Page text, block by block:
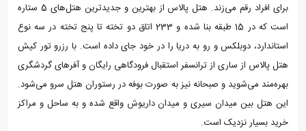
برای افراد رقم می‌زند. هتل پالاس از بهترین و جدیدترین هتل‌های 5 ستاره
است که در 15 طبقه بنا شده و 233 اتاق دو تخته تا پنج تخته در سه نوع
استاندارد، دوبلکس و رو به دریا را در خود جای داده است. با رزرو تور کیش
هتل پالاس از ساری از ترانسفر استقبال فرودگاهی رایگان و آفرهای گردشگری
بهره‌مند می‌شوید و صبحانه نیز به صورت بوفه در رستوران هتل سرو می‌شود.
این هتل بین میدان سیری و میدان داریوش واقع شده و به ساحل و مراکز
خرید بسیار نزدیک است.